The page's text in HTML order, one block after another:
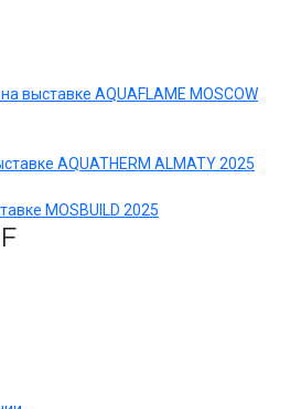
выставке AQUAFLAME MOSCOW
AQUATHERM ALMATY 2025
MOSBUILD 2025